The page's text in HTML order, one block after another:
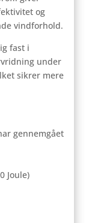
og
vindforhold.
fast i
under
sikrer mere
gennemgået
Joule)